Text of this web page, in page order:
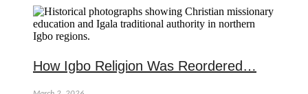
How Igbo Religion Was Reordered…